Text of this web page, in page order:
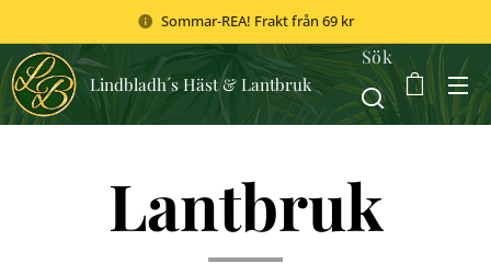
Sommar-REA! Frakt från 69 kr
Lindbladh´s Häst & Lantbruk
Sök
Lantbruk